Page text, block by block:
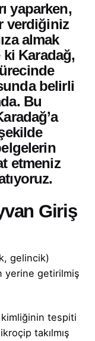
yaparken,
verdiğiniz
almak
Karadağ,
belirli
Bu
etmeniz
Giriş
gelincik)
yerine getirilmiş
kimliğinin tespiti
takılmış